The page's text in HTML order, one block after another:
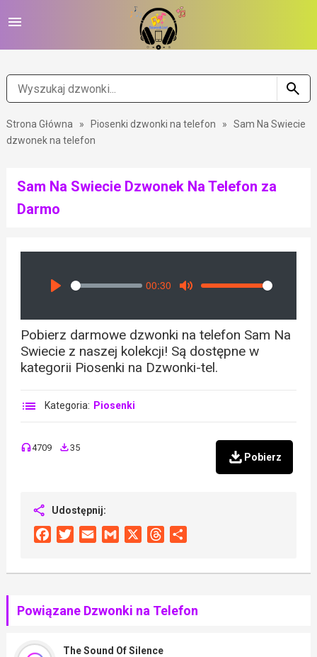
Strona Główna » Piosenki dzwonki na telefon »
Sam Na Swiecie
dzwonek na telefon
Sam Na Swiecie Dzwonek Na Telefon za
Darmo
Seek
00:30
Volume
Pobierz darmowe dzwonki na telefon Sam Na
Swiecie z naszej kolekcji! Są dostępne w
kategorii Piosenki na Dzwonki-tel.
Kategoria: Piosenki
4709 35
Pobierz
Udostępnij:
FacebookTwitterEmail Gmail Threads
Powiązane Dzwonki na Telefon
The Sound Of Silence